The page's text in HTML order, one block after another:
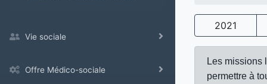
Vie sociale
Offre Médico-sociale
2021
Les missions
permettre à